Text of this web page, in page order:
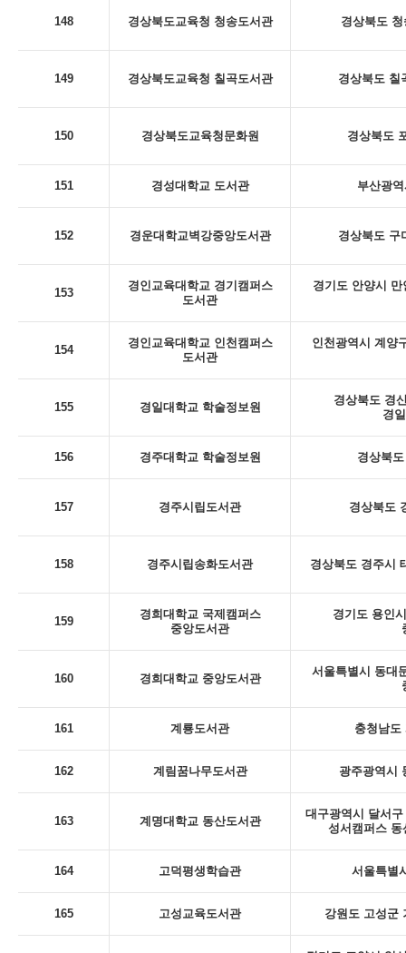
148 경상북도교육청 청송도서관 경상북도
149 경상북도교육청 칠곡도서관 경상북도 칠
150 경상북도교육청문화원 경상북도
151 경성대학교 도서관 부산광
152 경운대학교벽강중앙도서관 경상북도 구
153
경인교육대학교 경기캠퍼스
도서관
경기도 안양시
154
경인교육대학교 인천캠퍼스
도서관
인천광역시 계양
155 경일대학교 학술정보원
경상북도 경
경
156 경주대학교 학술정보원 경상북
157 경주시립도서관 경상북도
158 경주시립송화도서관 경상북도 경주시
159
경희대학교 국제캠퍼스
중앙도서관
경기도 용인
160 경희대학교 중앙도서관
서울특별시 동대
161 계룡도서관 충청남도
162 계림꿈나무도서관 광주광역시
163 계명대학교 동산도서관
대구광역시 달서
성서캠퍼스 동
164 고덕평생학습관 서울특별
165 고성교육도서관 강원도 고성군